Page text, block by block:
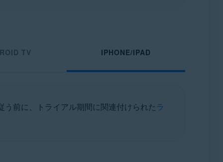
TV IPHONE/IPAD
前に、トライアル期間に関連付けられたラ